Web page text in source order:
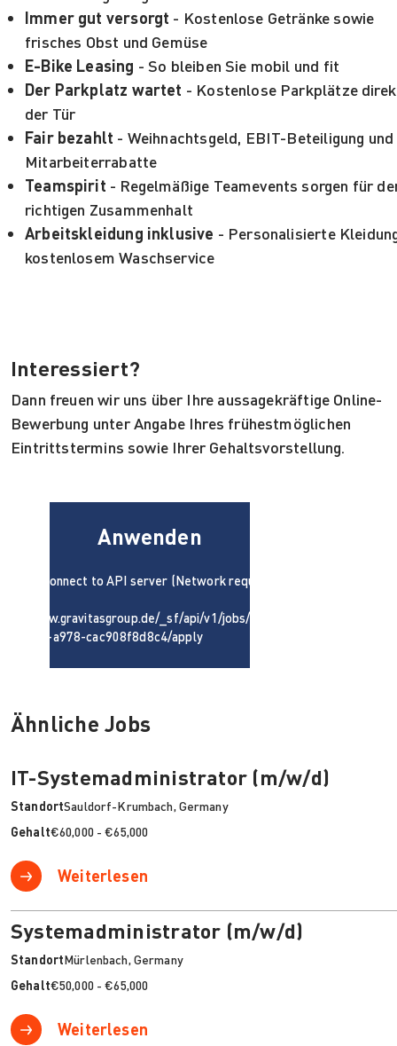
Immer gut versorgt - Kostenlose Getränke sowie
frisches Obst und Gemüse
E-Bike Leasing - So bleiben Sie mobil und fit
Der Parkplatz wartet - Kostenlose Parkplätze
der Tür
Fair bezahlt - Weihnachtsgeld, EBIT-Beteiligung und
Mitarbeiterrabatte
Teamspirit - Regelmäßige Teamevents sorgen für
richtigen Zusammenhalt
Arbeitskleidung inklusive - Personalisierte
kostenlosem Waschservice
Interessiert?
Dann freuen wir uns über Ihre aussagekräftige Online-
Bewerbung unter Angabe Ihres frühestmöglichen
Eintrittstermins sowie Ihrer Gehaltsvorstellung.
Anwenden
not connect to API server (Network request
www.gravitasgroup.de/_sf/api/v1/jobs/754263e3-
4836-a978-cac908f8d8c4/apply
Ähnliche Jobs
IT-Systemadministrator (m/w/d)
StandortSauldorf-Krumbach, Germany
Gehalt€60,000 - €65,000
Weiterlesen
Systemadministrator (m/w/d)
StandortMürlenbach, Germany
Gehalt€50,000 - €65,000
Weiterlesen